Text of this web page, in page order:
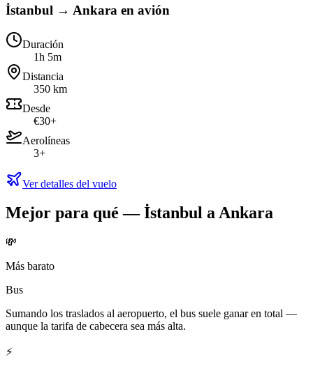
İstanbul → Ankara en avión
Duración
1h 5m
Distancia
350 km
Desde
€30+
Aerolíneas
3+
Ver detalles del vuelo
Mejor para qué — İstanbul a Ankara
💸
Más barato
Bus
Sumando los traslados al aeropuerto, el bus suele ganar en total —
aunque la tarifa de cabecera sea más alta.
⚡